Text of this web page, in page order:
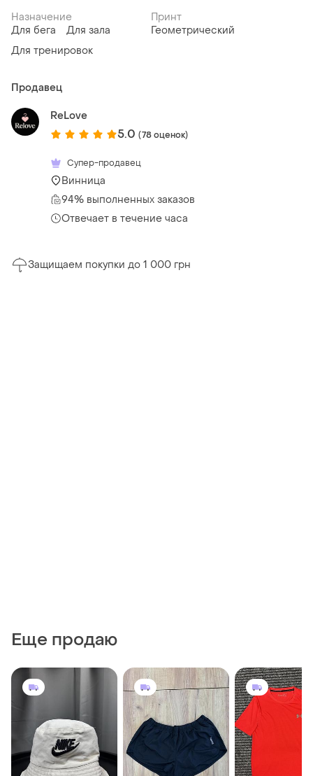
Назначение
Для бега
Для зала
Для тренировок
Принт
Геометрический
Продавец
ReLove
5.0 (78 оценок)
Супер-продавец
Винница
94% выполненных заказов
Отвечает в течение часа
Защищаем покупки до 1 000 грн
Еще продаю